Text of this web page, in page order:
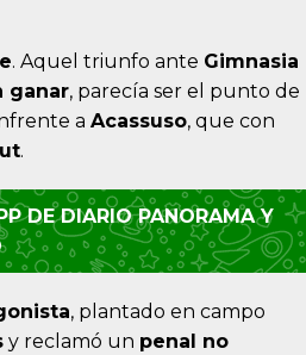
. Aquel triunfo ante Gimnasia
ganar, parecía ser el punto de
a Acassuso, que con
.
DE DIARIO PANORAMA Y
, plantado en campo
y reclamó un penal no